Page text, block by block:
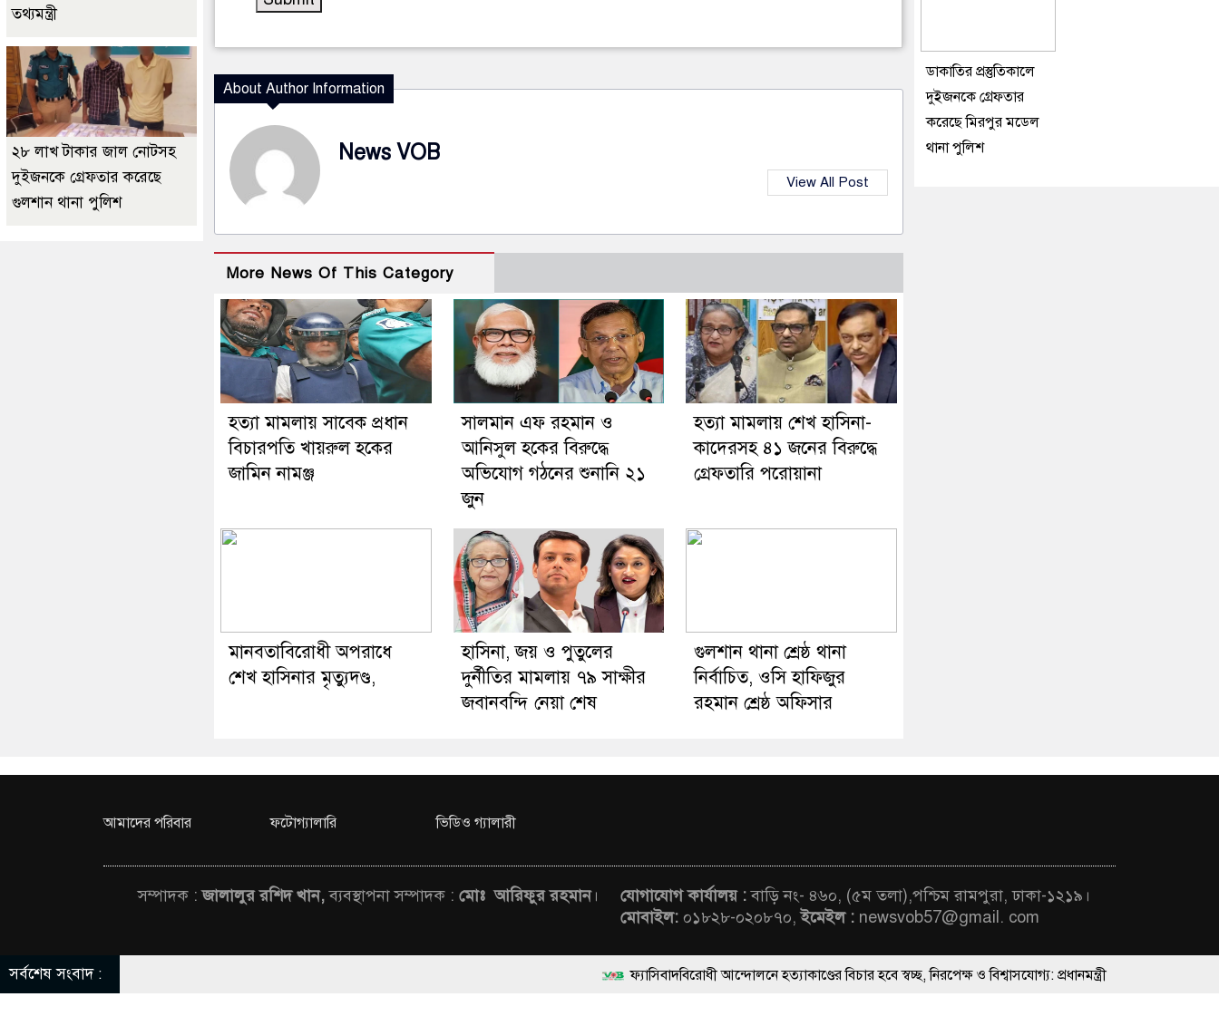
About Author Information
News VOB
View All Post
More News Of This Category
হত্যা মামলায় সাবেক প্রধান
বিচারপতি খায়রুল হকের
জামিন নামঞ্জ
সালমান এফ রহমান ও
আনিসুল হকের বিরুদ্ধে
অভিযোগ গঠনের শুনানি ২১
জুন
হত্যা মামলায় শেখ হাসিনা-
কাদেরসহ ৪১ জনের বিরুদ্ধে
গ্রেফতারি পরোয়ানা
মানবতাবিরোধী অপরাধে
শেখ হাসিনার মৃত্যুদণ্ড,
হাসিনা, জয় ও পুতুলের
দুর্নীতির মামলায় ৭৯ সাক্ষীর
জবানবন্দি নেয়া শেষ
গুলশান থানা শ্রেষ্ঠ থানা
নির্বাচিত, ওসি হাফিজুর
রহমান শ্রেষ্ঠ অফিসার
তথ্যমন্ত্রী
২৮ লাখ টাকার জাল নোটসহ
দুইজনকে গ্রেফতার করেছে
গুলশান থানা পুলিশ
ডাকাতির প্রস্তুতিকালে
দুইজনকে গ্রেফতার
করেছে মিরপুর মডেল
থানা পুলিশ
আমাদের পরিবার ফটোগ্যালারি ভিডিও গ্যালারী
সম্পাদক :জালালুর রশিদ খান,ব্যবস্থাপনা সম্পাদক : মোঃ আরিফুর রহমান। যোগাযোগ কার্যালয় :বাড়ি নং- ৪৬০, (৫ম তলা),পশ্চিম রামপুরা, ঢাকা-১২১৯।
মোবাইল: ০১৮২৮-০২০৮৭০,ইমেইল : newsvob57@gmail. com
© All rights reserved © News Voice of Bangladesh | Theme Developed BYThemesBazar.Com
সর্বশেষ সংবাদ : ফ্যাসিবাদবিরোধী আন্দোলনে হত্যাকাণ্ডের বিচার হবে স্বচ্ছ, নিরপেক্ষ ও বিশ্বাসযোগ্য: প্রধানমন্ত্রী